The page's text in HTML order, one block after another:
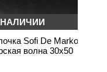
Sofi De Marko
волна 30х50